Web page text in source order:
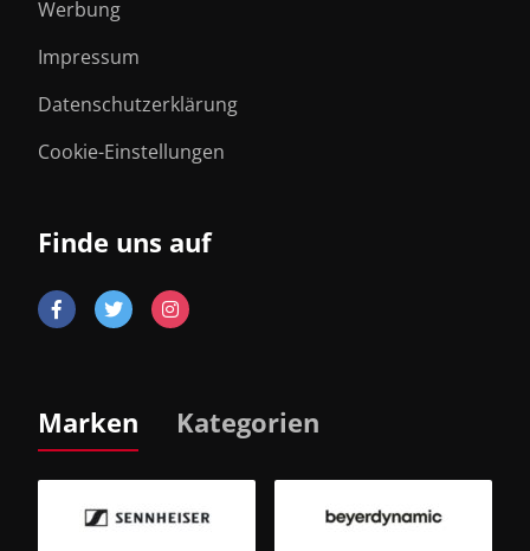
Werbung
Impressum
Datenschutzerklärung
Cookie-Einstellungen
Finde uns auf
Marken Kategorien